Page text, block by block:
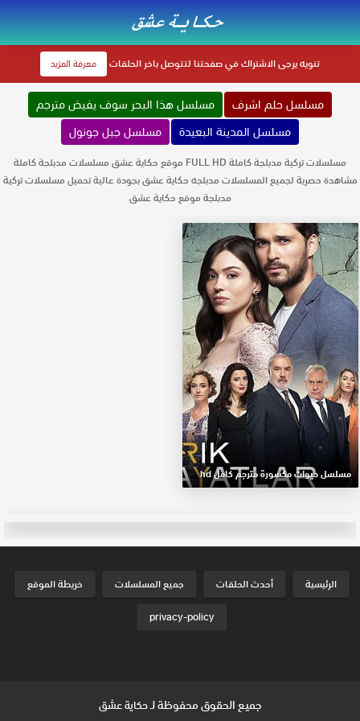
تنويهيرجى الاشتراك في صفحتنا لتتوصل باخر الحلقات معرفة المزيد
مسلسل حلم اشرف
مسلسل هذا البحر سوف يفيض مترجم
مسلسل المدينة البعيدة
مسلسل جبل جونول
مسلسلات تركية مدبلجة كاملة FULL HD موقع حكاية عشق مسلسلات مدبلجة كاملة
مشاهدة حصرية لجميع المسلسلات مدبلجه حكاية عشق بجودة عالية تحميل مسلسلات تركية
مدبلجة موقع حكاية عشق
مسلسل حيوات مكسورة مترجم كامل hd
الرئيسية أحدث الحلقات جميع المسلسلات
خريطة الموقع
privacy-policy
جميع الحقوق محفوظة لـحكاية عشق